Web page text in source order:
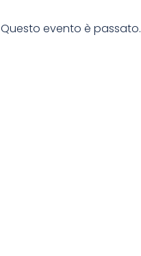
Questo evento è passato.